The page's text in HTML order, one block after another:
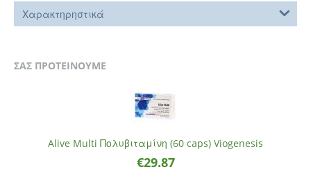
Χαρακτηρηστικά
ΣΑΣ ΠΡΟΤΕΙΝΟΥΜΕ
Alive Multi Πολυβιταμίνη (60 caps) Viogenesis
€29.87